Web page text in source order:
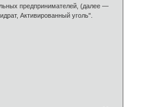
предпринимателей, (далее —
Активированный уголь".